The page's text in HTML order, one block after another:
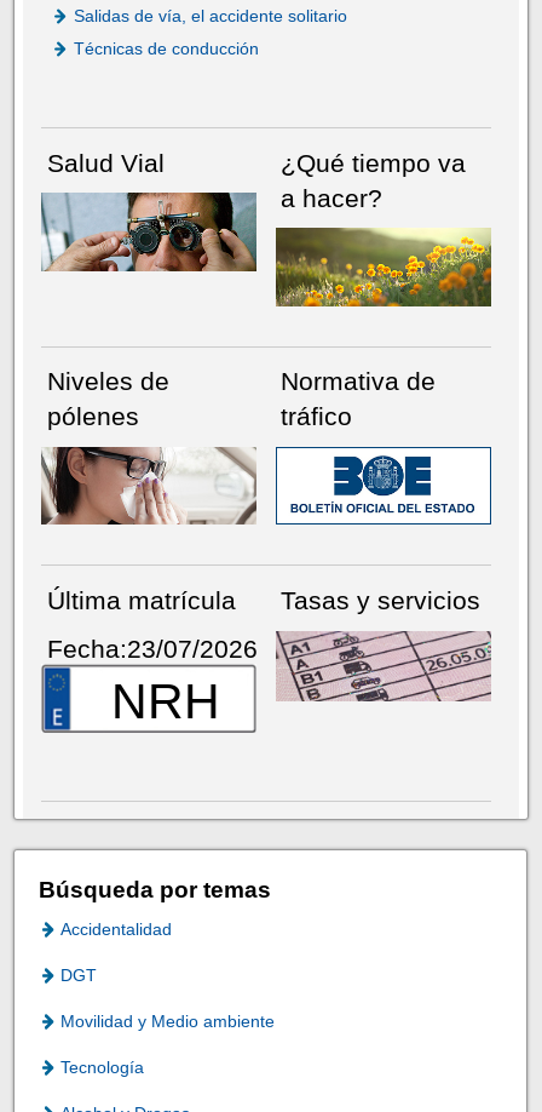
Salidas de vía, el accidente solitario
Técnicas de conducción
Salud Vial
¿Qué tiempo va
a hacer?
Niveles de
pólenes
Normativa de
tráfico
Última matrícula
Fecha:23/07/2026
NRH
Tasas y servicios
Búsqueda por temas
Accidentalidad
DGT
Movilidad y Medio ambiente
Tecnología